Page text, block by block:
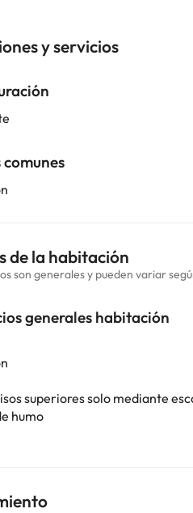
y servicios
comunes
de la habitación
son generales y pueden variar
generales habitación
superiores solo mediante
humo